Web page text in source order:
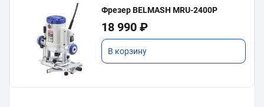
Фрезер BELMASH MRU-2400P
18 990 ₽
В корзину